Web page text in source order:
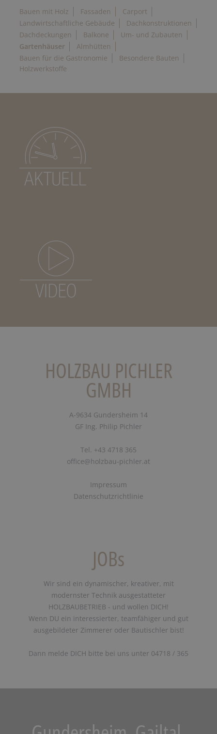
Bauen mit Holz Fassaden
Carport
Landwirtschaftliche Gebäude
Dachkonstruktionen
Dachdeckungen
Balkone
Um- und Zubauten
Gartenhäuser
Almhütten
Bauen für die Gastronomie
Besondere Bauten
Holzwerkstoffe
HOLZBAU PICHLER
GMBH
A-9634 Gundersheim 14
GF Ing. Philip Pichler
Tel. +43 4718 365
office@holzbau-pichler.at
Impressum
Datenschutzrichtlinie
JOBs
Wir sind ein dynamischer, kreativer, mit
modernster Technik ausgestatteter
HOLZBAUBETRIEB - und wollen DICH!
Wenn DU ein interessierter, teamfähiger und gut
ausgebildeter Zimmerer oder Bautischler bist!
Dann melde DICH bitte bei uns unter 04718 / 365